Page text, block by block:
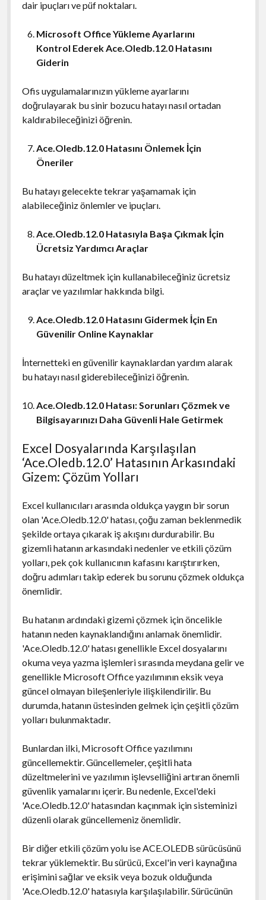
dair ipuçları ve püf noktaları.
Microsoft Office Yükleme Ayarlarını
Kontrol Ederek Ace.Oledb.12.0 Hatasını
Giderin
Ofis uygulamalarınızın yükleme ayarlarını
doğrulayarak bu sinir bozucu hatayı nasıl ortadan
kaldırabileceğinizi öğrenin.
Ace.Oledb.12.0 Hatasını Önlemek İçin
Öneriler
Bu hatayı gelecekte tekrar yaşamamak için
alabileceğiniz önlemler ve ipuçları.
Ace.Oledb.12.0 Hatasıyla Başa Çıkmak İçin
Ücretsiz Yardımcı Araçlar
Bu hatayı düzeltmek için kullanabileceğiniz ücretsiz
araçlar ve yazılımlar hakkında bilgi.
Ace.Oledb.12.0 Hatasını Gidermek İçin En
Güvenilir Online Kaynaklar
İnternetteki en güvenilir kaynaklardan yardım alarak
bu hatayı nasıl giderebileceğinizi öğrenin.
Ace.Oledb.12.0 Hatası: Sorunları Çözmek ve
Bilgisayarınızı Daha Güvenli Hale Getirmek
Excel Dosyalarında Karşılaşılan
‘Ace.Oledb.12.0’ Hatasının Arkasındaki
Gizem: Çözüm Yolları
Excel kullanıcıları arasında oldukça yaygın bir sorun
olan 'Ace.Oledb.12.0' hatası, çoğu zaman beklenmedik
şekilde ortaya çıkarak iş akışını durdurabilir. Bu
gizemli hatanın arkasındaki nedenler ve etkili çözüm
yolları, pek çok kullanıcının kafasını karıştırırken,
doğru adımları takip ederek bu sorunu çözmek oldukça
önemlidir.
Bu hatanın ardındaki gizemi çözmek için öncelikle
hatanın neden kaynaklandığını anlamak önemlidir.
'Ace.Oledb.12.0' hatası genellikle Excel dosyalarını
okuma veya yazma işlemleri sırasında meydana gelir ve
genellikle Microsoft Office yazılımının eksik veya
güncel olmayan bileşenleriyle ilişkilendirilir. Bu
durumda, hatanın üstesinden gelmek için çeşitli çözüm
yolları bulunmaktadır.
Bunlardan ilki, Microsoft Office yazılımını
güncellemektir. Güncellemeler, çeşitli hata
düzeltmelerini ve yazılımın işlevselliğini artıran önemli
güvenlik yamalarını içerir. Bu nedenle, Excel'deki
'Ace.Oledb.12.0' hatasından kaçınmak için sisteminizi
düzenli olarak güncellemeniz önemlidir.
Bir diğer etkili çözüm yolu ise ACE.OLEDB sürücüsünü
tekrar yüklemektir. Bu sürücü, Excel'in veri kaynağına
erişimini sağlar ve eksik veya bozuk olduğunda
'Ace.Oledb.12.0' hatasıyla karşılaşılabilir. Sürücünün